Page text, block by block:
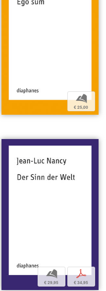
b
€ 25,00
b
€ 29,95
p
€ 34,95